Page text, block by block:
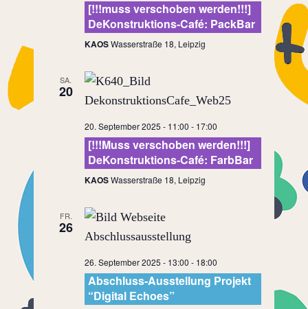
[!!!muss verschoben werden!!!]
DeKonstruktions-Café: PackBar
KAOSWasserstraße 18, Leipzig
SA.
20
20. September 2025 - 11:00 - 17:00
[!!!Muss verschoben werden!!!]
DeKonstruktions-Café: FarbBar
KAOSWasserstraße 18, Leipzig
FR.
26
26. September 2025 - 13:00 - 18:00
Abschluss-Ausstellung Projekt
“Digital Echoes”